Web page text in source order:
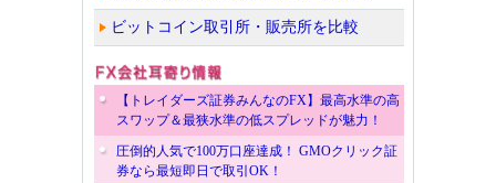
ビットコイン取引所・販売所を比較
【トレイダーズ証券みんなのFX】最高水準の高
スワップ＆最狭水準の低スプレッドが魅力！
圧倒的人気で100万口座達成！ GMOクリック証
券なら最短即日で取引OK！